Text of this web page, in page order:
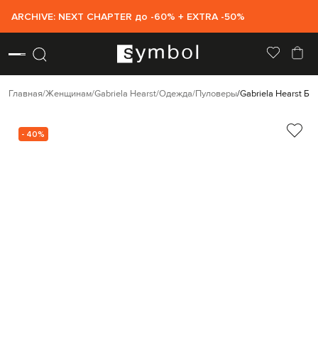
ARCHIVE: NEXT CHAPTER до -60% + EXTRA -50%
Главная Женщинам Gabriela Hearst Одежда Пуловеры Gabriela Hearst
- 40%